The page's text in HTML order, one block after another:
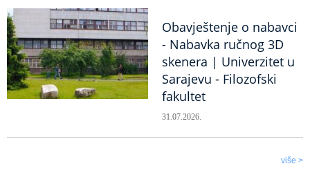
Obavještenje o nabavci
- Nabavka ručnog 3D
skenera | Univerzitet u
Sarajevu - Filozofski
fakultet
31.07.2026.
više >